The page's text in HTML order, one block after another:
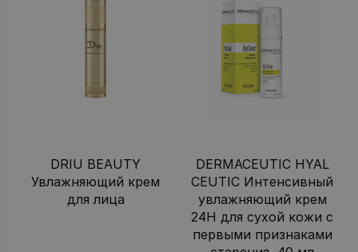
DRIU BEAUTY
Увлажняющий крем
для лица
DERMACEUTIC HYAL
CEUTIC Интенсивный
увлажняющий крем
24H для сухой кожи с
первыми признаками